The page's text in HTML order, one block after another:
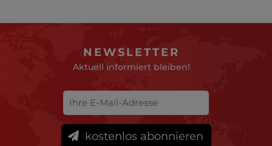
NEWSLETTER
Aktuell informiert bleiben!
kostenlos abonnieren